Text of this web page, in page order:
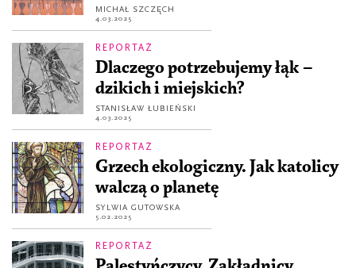
MICHAŁ SZCZĘCH
4.03.2025
REPORTAŻ
Dlaczego potrzebujemy łąk –
dzikich i miejskich?
STANISŁAW ŁUBIEŃSKI
4.03.2025
REPORTAŻ
Grzech ekologiczny. Jak katolicy
walczą o planetę
SYLWIA GUTOWSKA
5.02.2025
REPORTAŻ